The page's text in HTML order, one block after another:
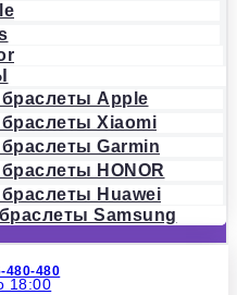
Apple
Xiaomi
Garmin
HONOR
Huawei
Samsung
480-480
18:00